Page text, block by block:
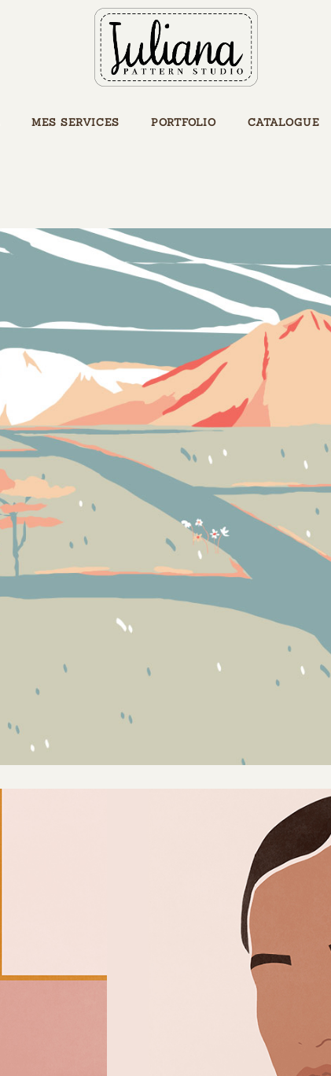
MES SERVICES PORTFOLIO CATALOGUE